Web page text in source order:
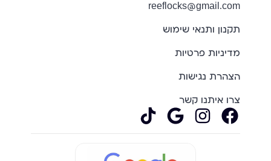
reeflocks@gmail.com
תקנון ותנאי שימוש
מדיניות פרטיות
הצהרת נגישות
צרו איתנו קשר